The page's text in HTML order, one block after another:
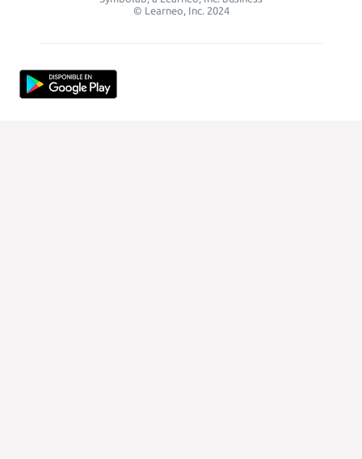
© Learneo, Inc. 2024